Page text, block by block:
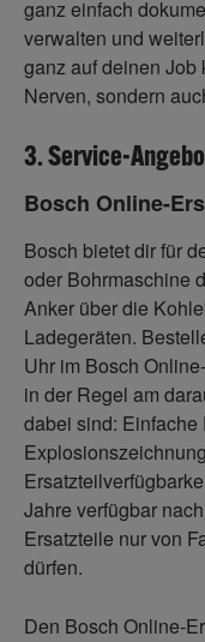
ganz einfach
verwalten und
ganz auf deinen Job
Nerven, sondern
3. Service-
Bosch Online-
Bosch bietet dir für
oder Bohrmaschine
Anker über die
Ladegeräten.
Uhr im Bosch
in der Regel am
dabei sind:
Jahre verfügbar
Ersatzteile nur von
dürfen.
Den Bosch Online-